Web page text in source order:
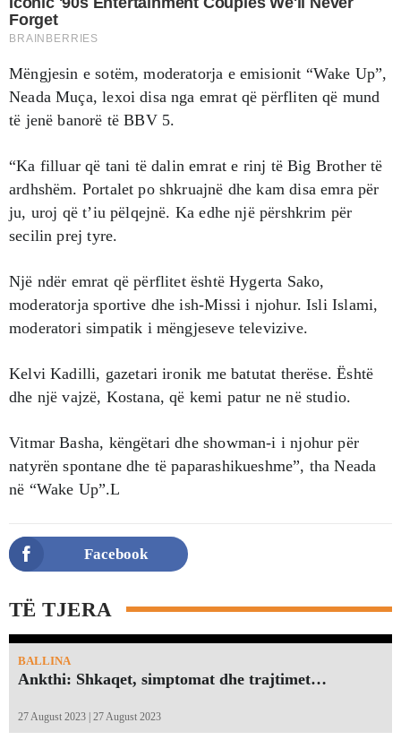
Mëngjesin e sotëm, moderatorja e emisionit “Wake Up”,
Neada Muça, lexoi disa nga emrat që përfliten që mund
të jenë banorë të BBV 5.
“Ka filluar që tani të dalin emrat e rinj të Big Brother të
ardhshëm. Portalet po shkruajnë dhe kam disa emra për
ju, uroj që t’iu pëlqejnë. Ka edhe një përshkrim për
secilin prej tyre.
Një ndër emrat që përflitet është Hygerta Sako,
moderatorja sportive dhe ish-Missi i njohur. Isli Islami,
moderatori simpatik i mëngjeseve televizive.
Kelvi Kadilli, gazetari ironik me batutat therëse. Është
dhe një vajzë, Kostana, që kemi patur ne në studio.
Vitmar Basha, këngëtari dhe showman-i i njohur për
natyrën spontane dhe të paparashikueshme”, tha Neada
në “Wake Up”.L
Facebook
TË TJERA
BALLINA
Ankthi: Shkaqet, simptomat dhe trajtimet…
27 August 2023 | 27 August 2023